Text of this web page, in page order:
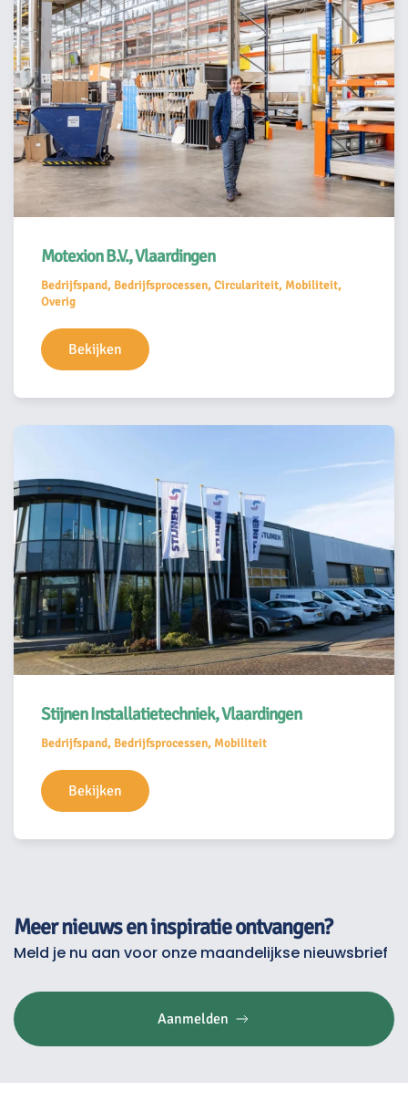
Motexion B.V., Vlaardingen
Bedrijfspand, Bedrijfsprocessen, Circulariteit, Mobiliteit,
Overig
Bekijken
Stijnen Installatietechniek, Vlaardingen
Bedrijfspand, Bedrijfsprocessen, Mobiliteit
Bekijken
Meer nieuws en inspiratie ontvangen?
Meld je nu aan voor onze maandelijkse nieuwsbrief
Aanmelden